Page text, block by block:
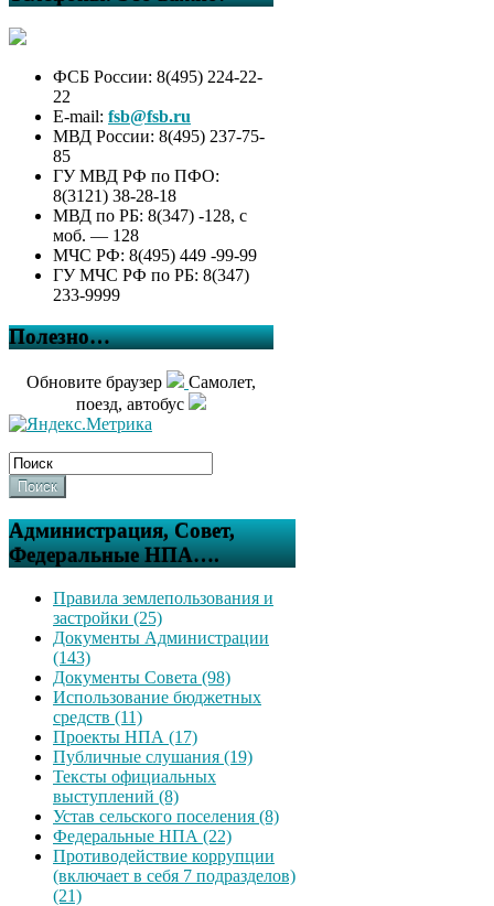
ФСБ России: 8(495) 224-22-
22
E-mail: fsb@fsb.ru
МВД России: 8(495) 237-75-
85
ГУ МВД РФ по ПФО:
8(3121) 38-28-18
МВД по РБ: 8(347) -128, с
моб. — 128
МЧС РФ: 8(495) 449 -99-99
ГУ МЧС РФ по РБ: 8(347)
233-9999
Полезно…
Обновите браузер
Самолет,
поезд, автобус
Поиск
Администрация, Совет,
Федеральные НПА….
Правила землепользования и
застройки (25)
Документы Администрации
(143)
Документы Совета (98)
Использование бюджетных
средств (11)
Проекты НПА (17)
Публичные слушания (19)
Тексты официальных
выступлений (8)
Устав сельского поселения (8)
Федеральные НПА (22)
Противодействие коррупции
(включает в себя 7 подразделов)
(21)